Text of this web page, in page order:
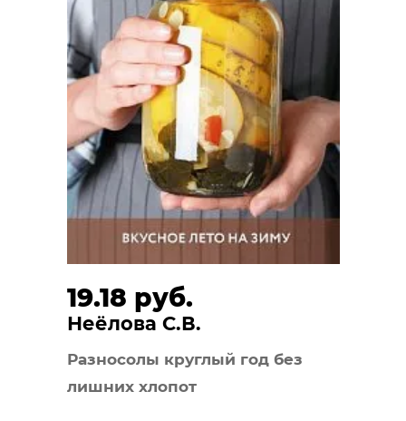
19.18 руб.
Неёлова С.В.
Разносолы круглый год без
лишних хлопот